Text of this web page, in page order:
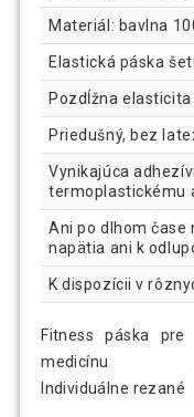
Materiál: bavlna
Elastická páska
Pozdĺžna elasticita
Priedušný, bez
Vynikajúca
termoplastickému
Ani po dlhom čase
napätia ani k
K dispozícii v
Fitness páska
medicínu
Individuálne rezané